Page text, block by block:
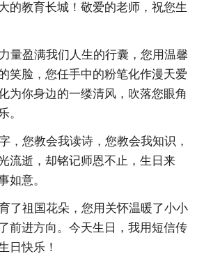
的教育长城！敬爱的老师，祝您生
量盈满我们人生的行囊，您用温馨
笑脸，您任手中的粉笔化作漫天爱
为你身边的一缕清风，吹落您眼角
。
，您教会我读诗，您教会我知识，
流逝，却铭记师恩不止，生日来
如意。
了祖国花朵，您用关怀温暖了小小
前进方向。今天生日，我用短信传
日快乐！